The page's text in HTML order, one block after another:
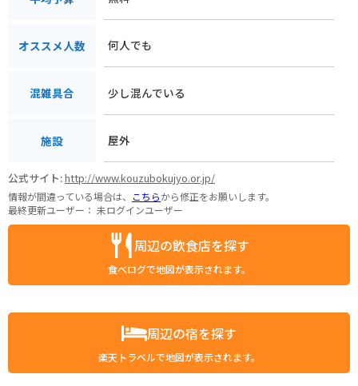
オススメ人数 何人でも
混雑具合 少し混んでいる
施設 屋外
公式サイト:http://www.kouzubokujyo.or.jp/
情報が間違っている場合は、 こちらから修正をお願いします。
最終更新ユーザー： 未ログインユーザー
周辺の飲食店を探す
食べログで地図が表示されます。
周辺の宿を探す
楽天トラベルで地図が表示されます。